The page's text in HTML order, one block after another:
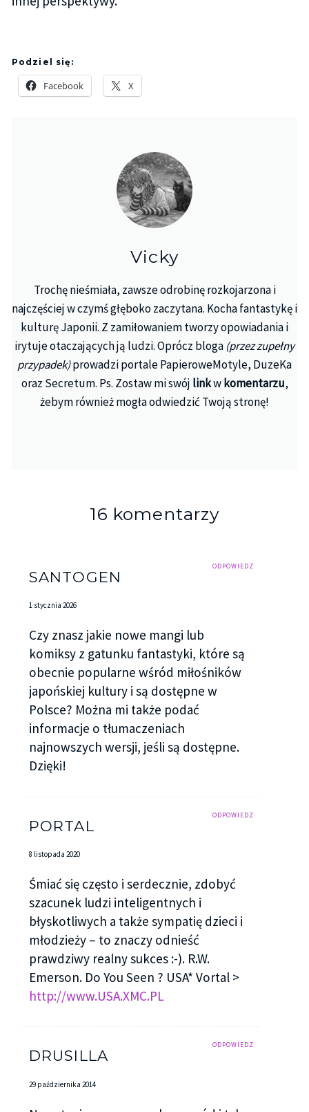
Podziel się:
Facebook X
Vicky
Trochę nieśmiała, zawsze odrobinę rozkojarzona i
najczęściej w czymś głęboko zaczytana. Kocha fantastykę i
kulturę Japonii. Z zamiłowaniem tworzy opowiadania i
irytuje otaczających ją ludzi. Oprócz bloga (przez zupełny
przypadek)prowadzi portale PapieroweMotyle, DuzeKa
oraz Secretum. Ps. Zostaw mi swój linkwkomentarzu,
żebym również mogła odwiedzić Twoją stronę!
16 komentarzy
ODPOWIEDZ
SANTOGEN
1 stycznia 2026
Czy znasz jakie nowe mangi lub
komiksy z gatunku fantastyki, które są
obecnie popularne wśród miłośników
japońskiej kultury i są dostępne w
Polsce? Można mi także podać
informacje o tłumaczeniach
najnowszych wersji, jeśli są dostępne.
Dzięki!
ODPOWIEDZ
PORTAL
8 listopada 2020
Śmiać się często i serdecznie, zdobyć
szacunek ludzi inteligentnych i
błyskotliwych a także sympatię dzieci i
młodzieży – to znaczy odnieść
prawdziwy realny sukces :-). R.W.
Emerson. Do You Seen ? USA* Vortal >
http://www.USA.XMC.PL
ODPOWIEDZ
DRUSILLA
29 października 2014